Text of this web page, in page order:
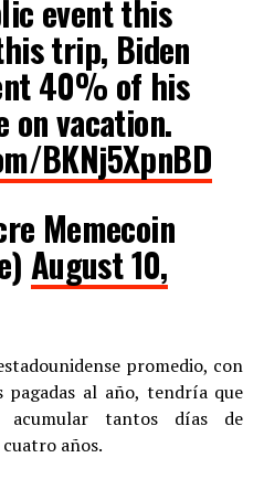
event this
trip, Biden
40% of his
vacation.
BKNj5XpnBD
Memecoin
August 10,
promedio, con
pagadas al año, tendría que
tantos días de
años.